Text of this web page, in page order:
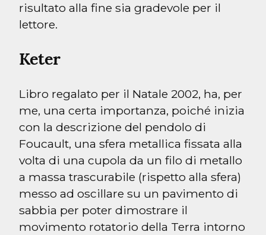
risultato alla fine sia gradevole per il
lettore.
Keter
Libro regalato per il Natale 2002, ha, per
me, una certa importanza, poiché inizia
con la descrizione del pendolo di
Foucault, una sfera metallica fissata alla
volta di una cupola da un filo di metallo
a massa trascurabile (rispetto alla sfera)
messo ad oscillare su un pavimento di
sabbia per poter dimostrare il
movimento rotatorio della Terra intorno